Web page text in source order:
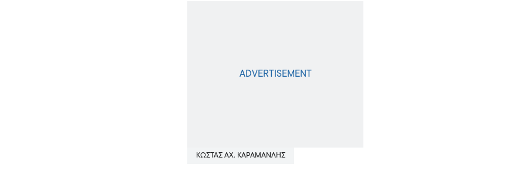
ΚΩΣΤΑΣ ΑΧ. ΚΑΡΑΜΑΝΛΗΣ